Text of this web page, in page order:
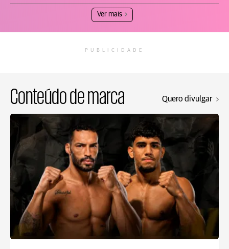
Ver mais
PUBLICIDADE
Conteúdo de marca Quero divulgar